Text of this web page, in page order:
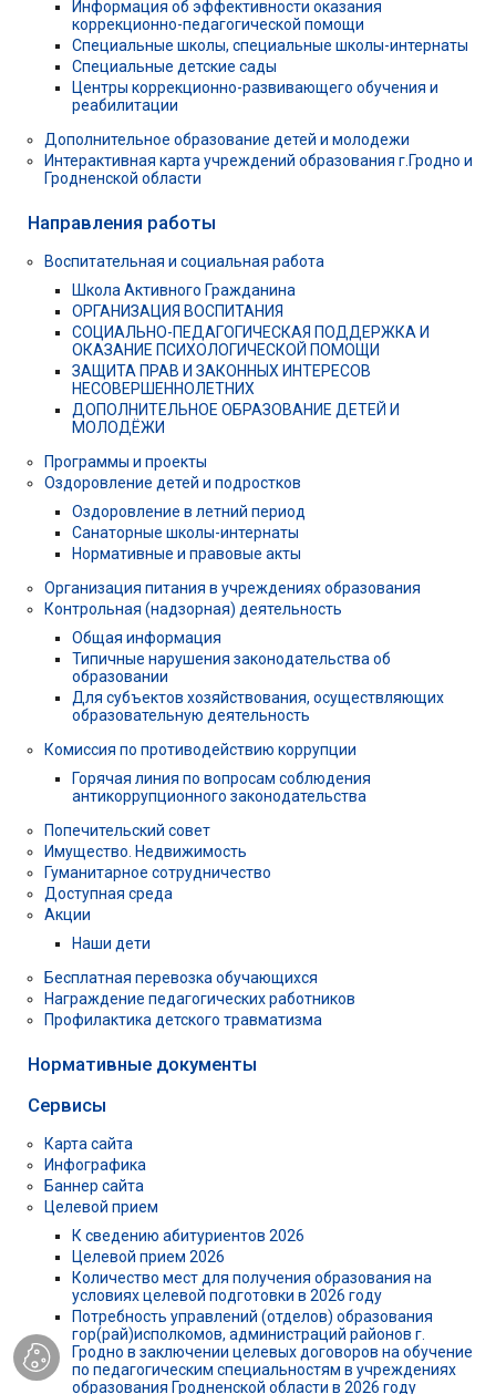
Информация об эффективности оказания
коррекционно-педагогической помощи
Специальные школы, специальные школы-интернаты
Специальные детские сады
Центры коррекционно-развивающего обучения и
реабилитации
Дополнительное образование детей и молодежи
Интерактивная карта учреждений образования г.Гродно и
Гродненской области
Направления работы
Воспитательная и социальная работа
Школа Активного Гражданина
ОРГАНИЗАЦИЯ ВОСПИТАНИЯ
СОЦИАЛЬНО-ПЕДАГОГИЧЕСКАЯ ПОДДЕРЖКА И
ОКАЗАНИЕ ПСИХОЛОГИЧЕСКОЙ ПОМОЩИ
ЗАЩИТА ПРАВ И ЗАКОННЫХ ИНТЕРЕСОВ
НЕСОВЕРШЕННОЛЕТНИХ
ДОПОЛНИТЕЛЬНОЕ ОБРАЗОВАНИЕ ДЕТЕЙ И
МОЛОДЁЖИ
Программы и проекты
Оздоровление детей и подростков
Оздоровление в летний период
Санаторные школы-интернаты
Нормативные и правовые акты
Организация питания в учреждениях образования
Контрольная (надзорная) деятельность
Общая информация
Типичные нарушения законодательства об
образовании
Для субъектов хозяйствования, осуществляющих
образовательную деятельность
Комиссия по противодействию коррупции
Горячая линия по вопросам соблюдения
антикоррупционного законодательства
Попечительский совет
Имущество. Недвижимость
Гуманитарное сотрудничество
Доступная среда
Акции
Наши дети
Бесплатная перевозка обучающихся
Награждение педагогических работников
Профилактика детского травматизма
Нормативные документы
Сервисы
Карта сайта
Инфографика
Баннер сайта
Целевой прием
К сведению абитуриентов 2026
Целевой прием 2026
Количество мест для получения образования на
условиях целевой подготовки в 2026 году
Потребность управлений (отделов) образования
гор(рай)исполкомов, администраций районов г.
Гродно в заключении целевых договоров на обучение
по педагогическим специальностям в учреждениях
образования Гродненской области в 2026 году